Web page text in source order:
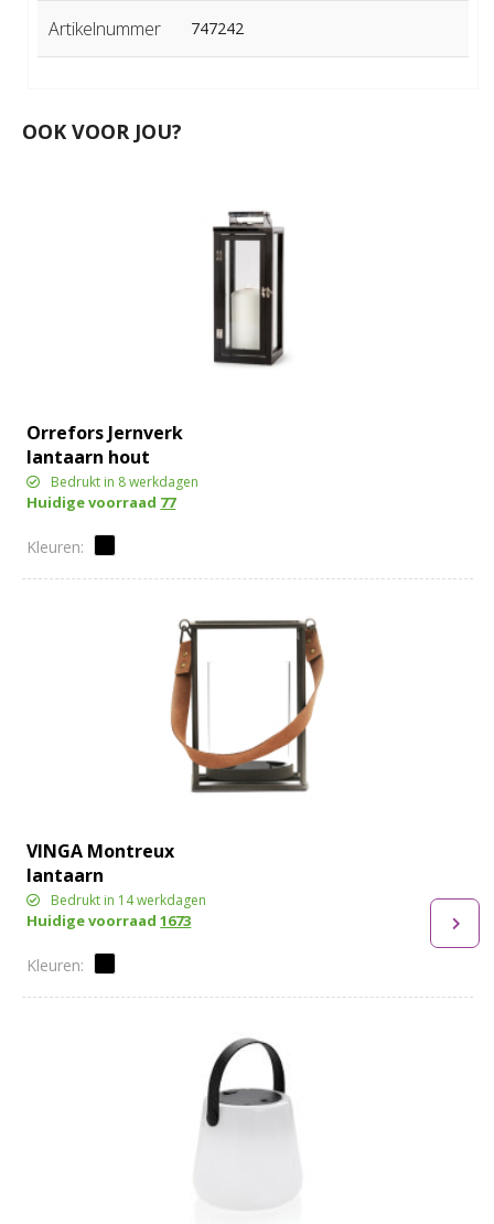
Artikelnummer 747242
OOK VOOR JOU?
Orrefors Jernverk
lantaarn hout
Bedrukt in 8 werkdagen
Huidige voorraad 77
VINGA Montreux
lantaarn
Bedrukt in 14 werkdagen
Huidige voorraad1673